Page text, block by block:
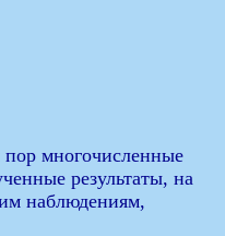
пор многочисленные
результаты, на
наблюдениям,